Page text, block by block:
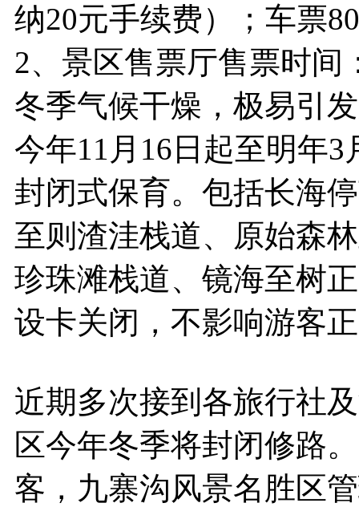
纳20元手续费）；车票
2、景区售票厅售票时间
冬季气候干燥，极易引
今年11月16日起至明年
封闭式保育。包括长海
至则渣洼栈道、原始森
珍珠滩栈道、镜海至树
设卡关闭，不影响游客
近期多次接到各旅行社
区今年冬季将封闭修路
客，九寨沟风景名胜区